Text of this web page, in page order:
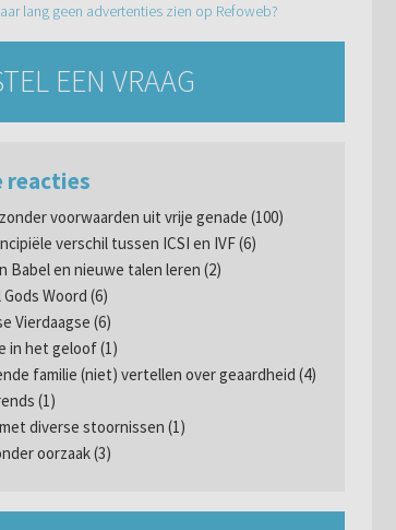
lang geen advertenties zien op Refoweb?
EEN VRAAG
reacties
voorwaarden uit vrije genade (100)
verschil tussen ICSI en IVF (6)
Babel en nieuwe talen leren (2)
Woord (6)
Vierdaagse (6)
in het geloof (1)
familie (niet) vertellen over geaardheid (4)
(1)
diverse stoornissen (1)
oorzaak (3)